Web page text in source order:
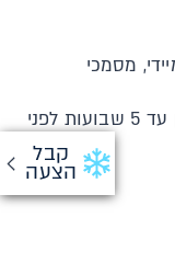
קבל
הצעה
מסמכי
ברשת Columbia ב- 189₪ (במקום 399₪!) שריון עד 5 שבועות לפני